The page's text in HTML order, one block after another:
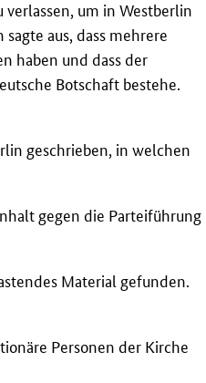
verlassen, um in Westberlin
aus, dass mehrere
haben und dass der
Botschaft bestehe.
geschrieben, in welchen
gegen die Parteiführung
Material gefunden.
Personen der Kirche